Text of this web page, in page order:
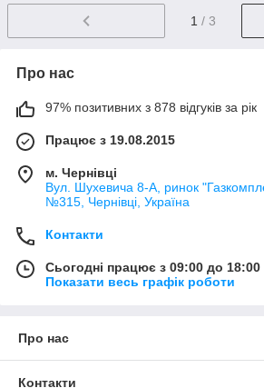
1 / 3
Про нас
97% позитивних з 878 відгуків за рік
Працює з 19.08.2015
м. Чернівці
Вул. Шухевича 8-А, ринок
№315, Чернівці, Україна
Контакти
Сьогодні працює з 09:00 до 18:00
Показати весь графік роботи
Про нас
Контакти